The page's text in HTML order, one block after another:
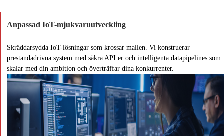
Anpassad IoT-mjukvaruutveckling
Skräddarsydda IoT-lösningar som krossar mallen. Vi konstruerar
prestandadrivna system med säkra API:er och intelligenta datapipelines som
skalar med din ambition och överträffar dina konkurrenter.